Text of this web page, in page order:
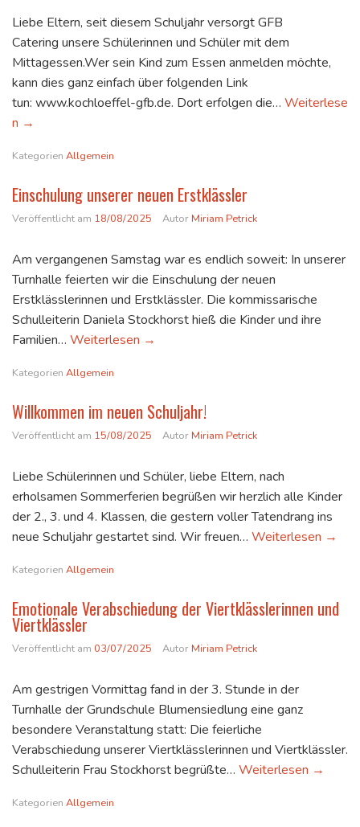
Liebe Eltern, seit diesem Schuljahr versorgt GFB
Catering unsere Schülerinnen und Schüler mit dem
Mittagessen.Wer sein Kind zum Essen anmelden möchte,
kann dies ganz einfach über folgenden Link
tun: www.kochloeffel-gfb.de. Dort erfolgen die… Weiterlese
n Neuer Essensanbieter an unserer Schule
→
Kategorien Allgemein
Einschulung unserer neuen Erstklässler
Veröffentlicht am 18/08/2025 AutorMiriam Petrick
Am vergangenen Samstag war es endlich soweit: In unserer
Turnhalle feierten wir die Einschulung der neuen
Erstklässlerinnen und Erstklässler. Die kommissarische
Schulleiterin Daniela Stockhorst hieß die Kinder und ihre
Familien… Weiterlesen Einschulung unserer neuen Erstklässler
→
Kategorien Allgemein
Willkommen im neuen Schuljahr!
Veröffentlicht am 15/08/2025 AutorMiriam Petrick
Liebe Schülerinnen und Schüler, liebe Eltern, nach
erholsamen Sommerferien begrüßen wir herzlich alle Kinder
der 2., 3. und 4. Klassen, die gestern voller Tatendrang ins
neue Schuljahr gestartet sind. Wir freuen… Weiterlesen →
Kategorien Allgemein
Emotionale Verabschiedung der Viertklässlerinnen und
Viertklässler
Veröffentlicht am 03/07/2025 AutorMiriam Petrick
Am gestrigen Vormittag fand in der 3. Stunde in der
Turnhalle der Grundschule Blumensiedlung eine ganz
besondere Veranstaltung statt: Die feierliche
Verabschiedung unserer Viertklässlerinnen und Viertklässler.
Schulleiterin Frau Stockhorst begrüßte… Weiterlesen →
Kategorien Allgemein